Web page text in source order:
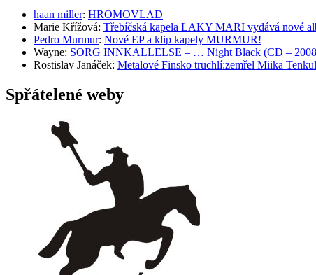
haan miller: HROMOVLAD
Marie Křížová: Třebíčská kapela LAKY MARI vydává nové
Pedro Murmur: Nové EP a klip kapely MURMUR!
Wayne: SORG INNKALLELSE – … Night Black (CD –
Rostislav Janáček: Metalové Finsko truchlí:zemřel Miika
Spřátelené weby